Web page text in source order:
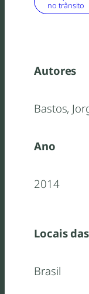
no trânsito
Autores
Bastos,
Ano
2014
Locais
Brasil